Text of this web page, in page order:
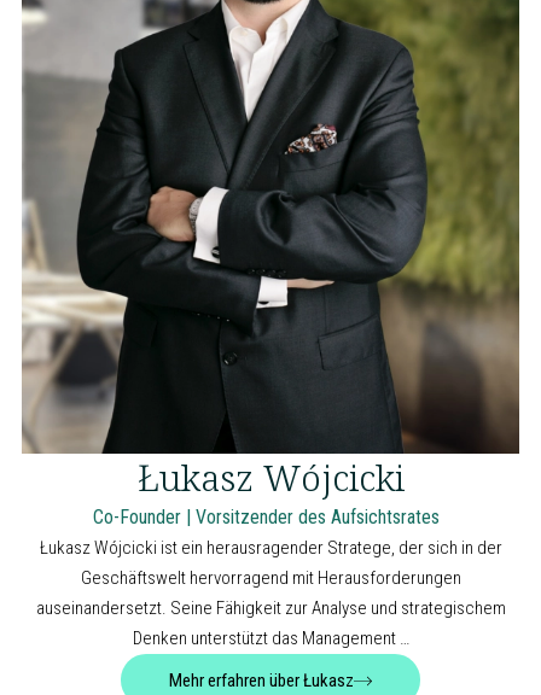
Łukasz Wójcicki
Co-Founder | Vorsitzender des Aufsichtsrates
Łukasz Wójcicki ist ein herausragender Stratege, der sich in der
Geschäftswelt hervorragend mit Herausforderungen
auseinandersetzt. Seine Fähigkeit zur Analyse und strategischem
Denken unterstützt das Management …
Mehr erfahren über Łukasz